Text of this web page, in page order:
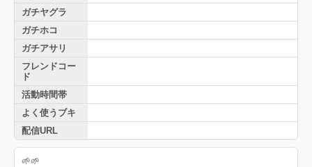
ガチヤグラ
ガチホコ
ガチアサリ
フレンドコー
ド
活動時間帯
よく使うブキ
配信URL
🌱🌱